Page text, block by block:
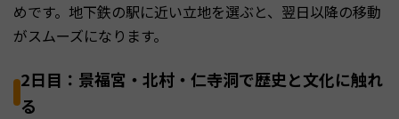
めです。地下鉄の駅に近い立地を選ぶと、翌日以降の移動
がスムーズになります。
2日目：景福宮・北村・仁寺洞で歴史と文化に触れ
る